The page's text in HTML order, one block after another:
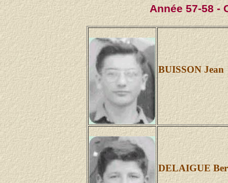
Année 57-58 -
BUISSON Jean
DELAIGUE